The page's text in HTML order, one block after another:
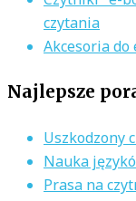
czytania
Akcesoria
Najlepsze
Uszkodzony
Nauka
Prasa na